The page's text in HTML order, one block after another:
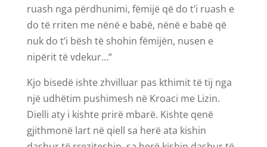
ruash nga përdhunimi, fëmijë që do t’i ruash e
do të rriten me nënë e babë, nënë e babë që
nuk do t’i bësh të shohin fëmijën, nusen e
nipërit të vdekur…“
Kjo bisedë ishte zhvilluar pas kthimit të tij nga
një udhëtim pushimesh në Kroaci me Lizin.
Dielli aty i kishte prirë mbarë. Kishte qenë
gjithmonë lart në qiell sa herë ata kishin